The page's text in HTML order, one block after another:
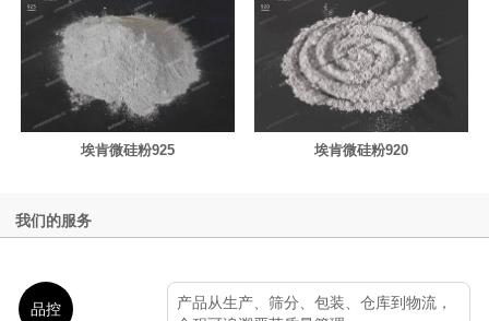
埃肯微硅粉925 埃肯微硅粉920
我们的服务
品控
产品从生产、筛分、包装、仓库到物流，